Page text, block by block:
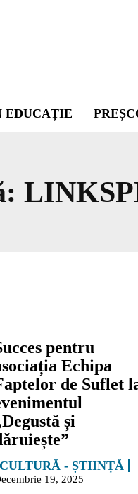
EDUCAȚIE
pentru
Echipa
de Suflet
și
CULTURĂ - ȘTIINȚĂ
19, 2025